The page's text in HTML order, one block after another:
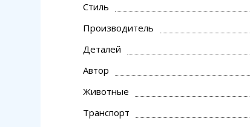
Стиль
Производитель
Деталей
Автор
Животные
Транспорт